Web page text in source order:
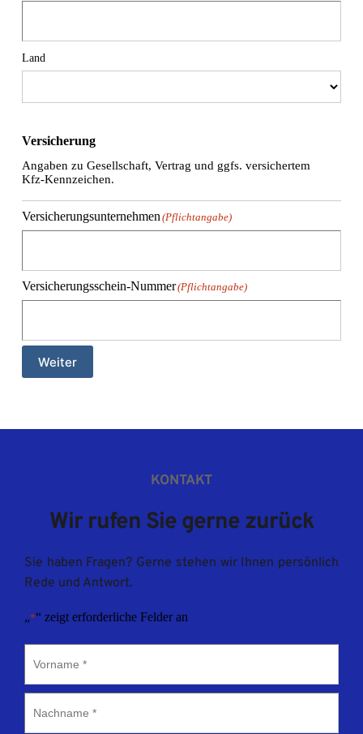
Land
Versicherung
Angaben zu Gesellschaft, Vertrag und ggfs. versichertem
Kfz-Kennzeichen.
Versicherungsunternehmen (Pflichtangabe)
Versicherungsschein-Nummer(Pflichtangabe)
Weiter
KONTAKT
Wir rufen Sie gerne zurück
Sie haben Fragen? Gerne stehen wir Ihnen persönlich
Rede und Antwort.
„*“ zeigt erforderliche Felder an